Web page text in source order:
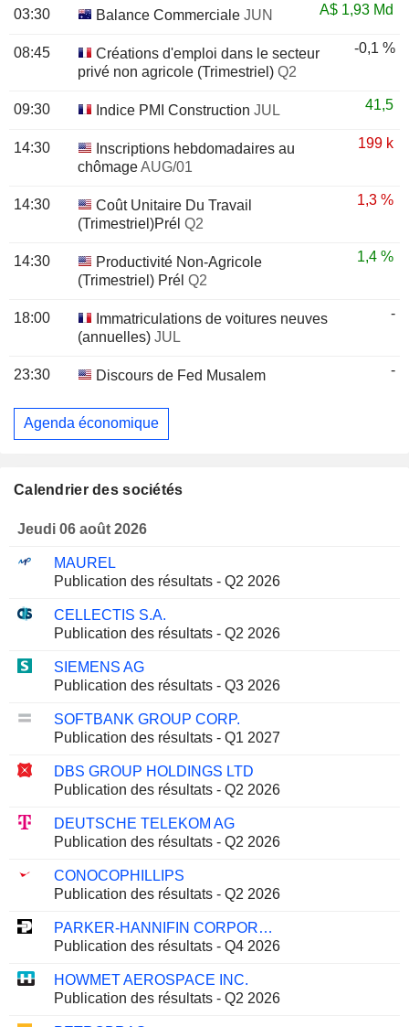
03:30 Balance Commerciale JUN A$ 1,93 Md
08:45
Créations d'emploi dans le secteur
privé non agricole (Trimestriel) Q2
-0,1 %
09:30 Indice PMI Construction JUL 41,5
14:30
Inscriptions hebdomadaires au
chômageAUG/01
199 k
14:30
Coût Unitaire Du Travail
(Trimestriel)Prél Q2
1,3 %
14:30
Productivité Non-Agricole
(Trimestriel) Prél Q2
1,4 %
18:00
Immatriculations de voitures neuves
(annuelles) JUL
-
23:30 Discours de Fed Musalem -
Agenda économique
Calendrier des sociétés
Jeudi 06 août 2026
MAUREL
Publication des résultats - Q2 2026
CELLECTIS S.A.
Publication des résultats - Q2 2026
SIEMENS AG
Publication des résultats - Q3 2026
SOFTBANK GROUP CORP.
Publication des résultats - Q1 2027
DBS GROUP HOLDINGS LTD
Publication des résultats - Q2 2026
DEUTSCHE TELEKOM AG
Publication des résultats - Q2 2026
CONOCOPHILLIPS
Publication des résultats - Q2 2026
PARKER-HANNIFIN CORPORATION
Publication des résultats - Q4 2026
HOWMET AEROSPACE INC.
Publication des résultats - Q2 2026